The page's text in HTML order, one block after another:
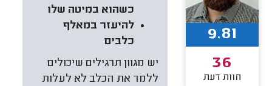
כשהוא במיטה שלו
להיעזר במאלף
כלבים
יש מגוון תרגילים שיכולים
ללמד את הכלב לא לעלות
9.81
36
חוות דעת